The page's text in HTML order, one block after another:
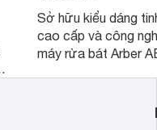
Sở hữu kiểu dáng
cao cấp và công
máy rửa bát Arber
luôn sạch bóng,